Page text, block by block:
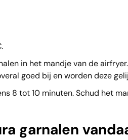
in het mandje van de
goed bij en worden deze
8 tot 10 minuten. Schud het
garnalen